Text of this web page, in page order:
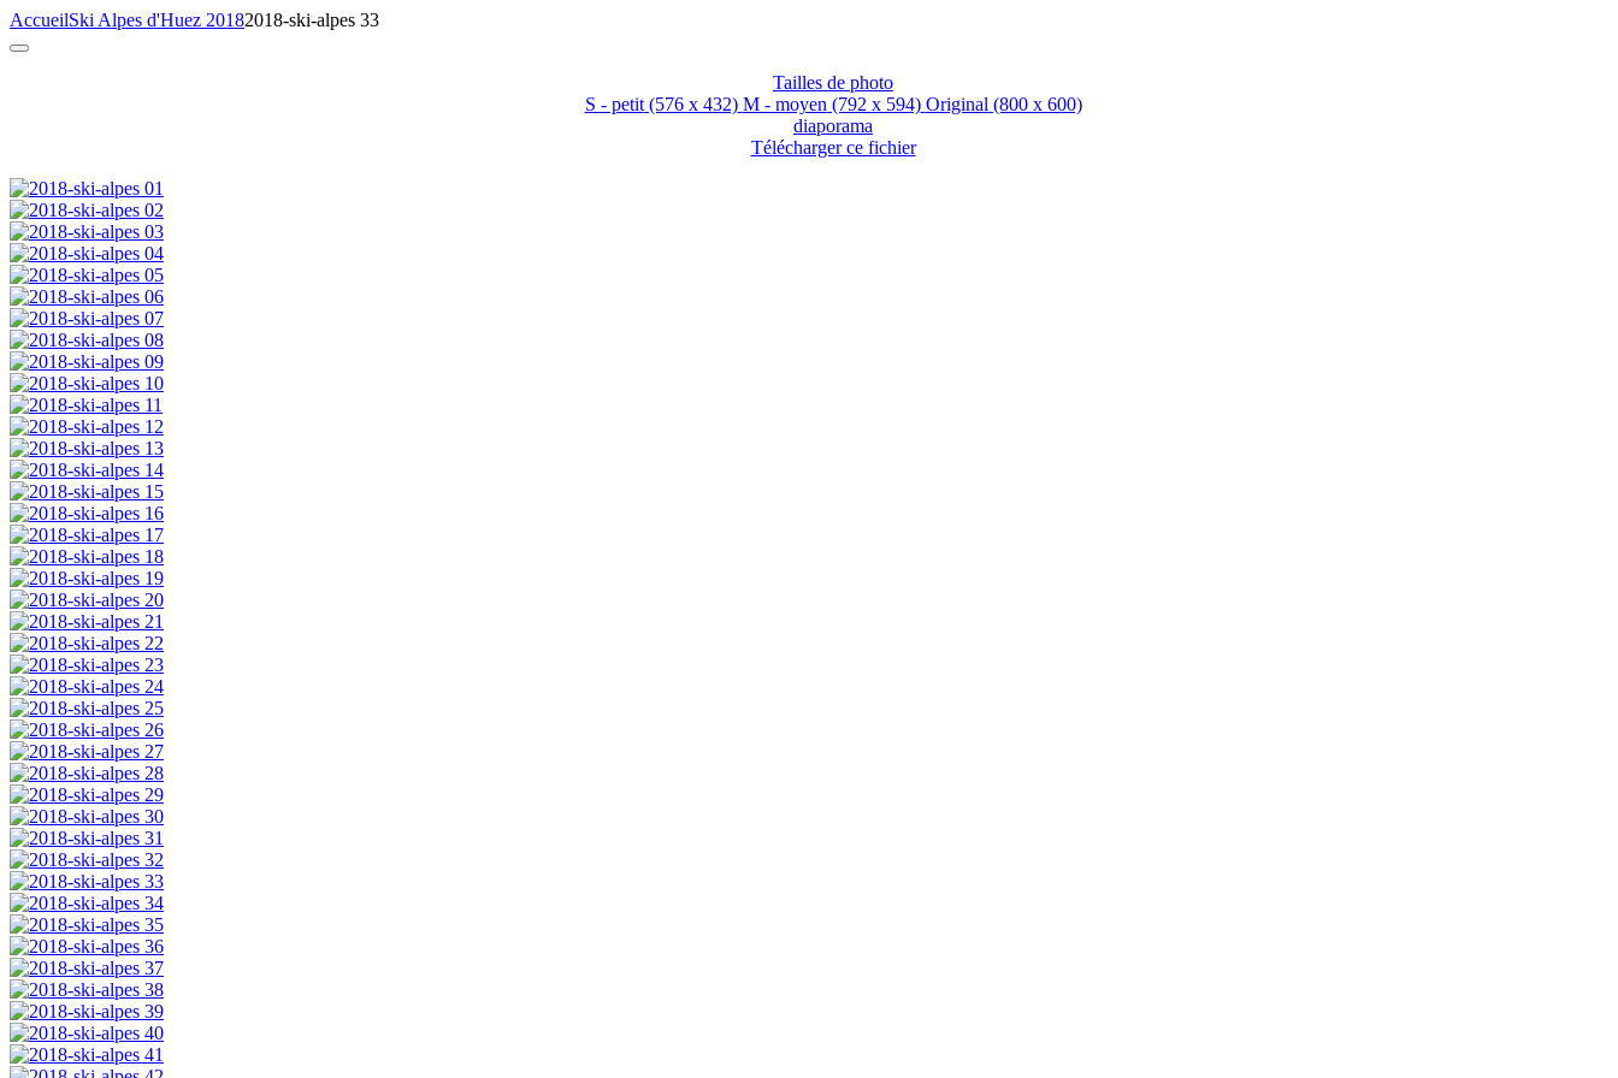
AccueilSki Alpes d'Huez 20182018-ski-alpes 33
Tailles de photo
S - petit(576 x 432) M - moyen (792 x 594) Original (800 x 600)
diaporama
Télécharger ce fichier